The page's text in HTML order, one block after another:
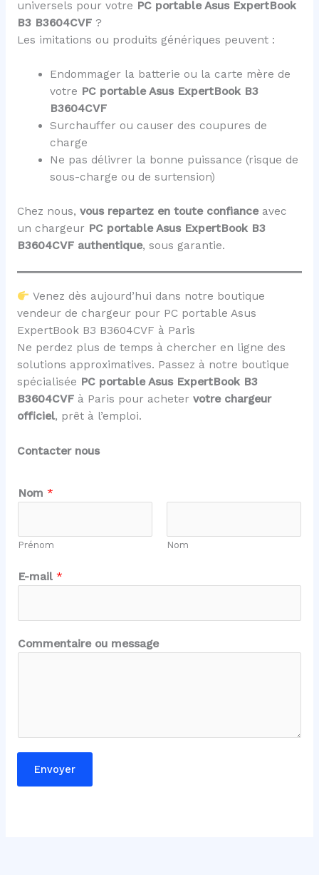
universels pour votre PC portable Asus ExpertBook
B3 B3604CVF?
Les imitations ou produits génériques peuvent :
Endommager la batterie ou la carte mère de
votre PC portable Asus ExpertBook B3
B3604CVF
Surchauffer ou causer des coupures de
charge
Ne pas délivrer la bonne puissance (risque de
sous-charge ou de surtension)
Chez nous, vous repartez en toute confianceavec
un chargeur PC portable Asus ExpertBook B3
B3604CVF authentique, sous garantie.
Venez dès aujourd’hui dans notre boutique
vendeur de chargeur pour PC portable Asus
ExpertBook B3 B3604CVF à Paris
Ne perdez plus de temps à chercher en ligne des
solutions approximatives. Passez à notre boutique
spécialisée PC portable Asus ExpertBook B3
B3604CVFà Paris pour acheter votre chargeur
officiel, prêt à l’emploi.
Contacter nous
Nom *
Prénom Nom
E
-
a
i
l
i
l
E-mail *
Commentaire ou message
Envoyer